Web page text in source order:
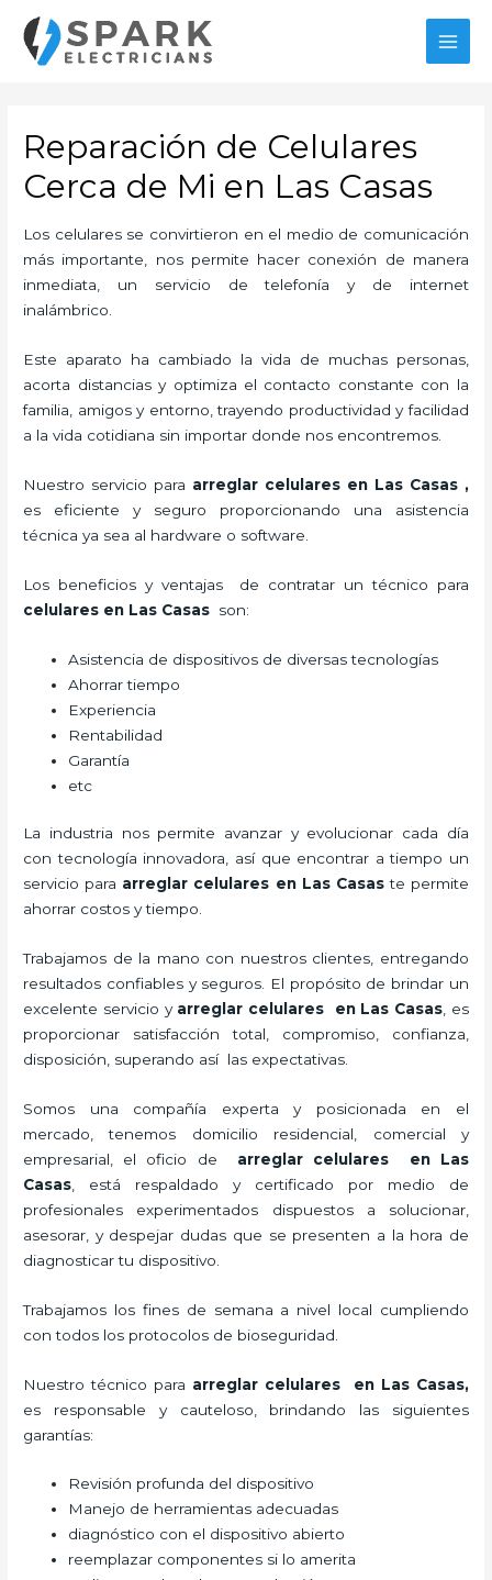
contenido
Reparación de Celulares
Cerca de Mi en Las Casas
Los celulares se convirtieron en el medio de comunicación
más importante, nos permite hacer conexión de manera
inmediata, un servicio de telefonía y de internet
inalámbrico.
Este aparato ha cambiado la vida de muchas personas,
acorta distancias y optimiza el contacto constante con la
familia, amigos y entorno, trayendo productividad y facilidad
a la vida cotidiana sin importar donde nos encontremos.
Nuestro servicio para arreglar celulares en Las Casas ,
es eficiente y seguro proporcionando una asistencia
técnica ya sea al hardware o software.
Los beneficios y ventajas de contratar un técnico para
celulares en Las Casas son:
Asistencia de dispositivos de diversas tecnologías
Ahorrar tiempo
Experiencia
Rentabilidad
Garantía
etc
La industria nos permite avanzar y evolucionar cada día
con tecnología innovadora, así que encontrar a tiempo un
servicio para arreglar celulares en Las Casaste permite
ahorrar costos y tiempo.
Trabajamos de la mano con nuestros clientes, entregando
resultados confiables y seguros. El propósito de brindar un
excelente servicio y arreglar celulares en Las Casas , es
proporcionar satisfacción total, compromiso, confianza,
disposición, superando así las expectativas.
Somos una compañía experta y posicionada en el
mercado, tenemos domicilio residencial, comercial y
empresarial, el oficio de arreglar celulares en Las
Casas , está respaldado y certificado por medio de
profesionales experimentados dispuestos a solucionar,
asesorar, y despejar dudas que se presenten a la hora de
diagnosticar tu dispositivo.
Trabajamos los fines de semana a nivel local cumpliendo
con todos los protocolos de bioseguridad.
Nuestro técnico para arreglar celulares en Las Casas,
es responsable y cauteloso, brindando las siguientes
garantías:
Revisión profunda del dispositivo
Manejo de herramientas adecuadas
diagnóstico con el dispositivo abierto
reemplazar componentes si lo amerita